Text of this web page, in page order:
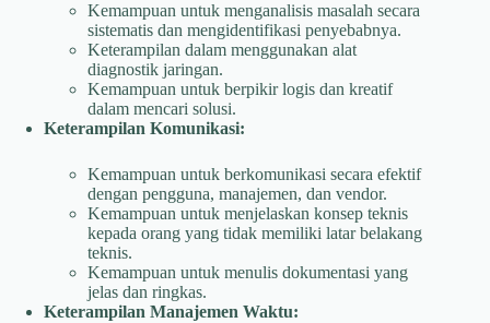
Kemampuan untuk menganalisis masalah secara
sistematis dan mengidentifikasi penyebabnya.
Keterampilan dalam menggunakan alat
diagnostik jaringan.
Kemampuan untuk berpikir logis dan kreatif
dalam mencari solusi.
Keterampilan Komunikasi:
Kemampuan untuk berkomunikasi secara efektif
dengan pengguna, manajemen, dan vendor.
Kemampuan untuk menjelaskan konsep teknis
kepada orang yang tidak memiliki latar belakang
teknis.
Kemampuan untuk menulis dokumentasi yang
jelas dan ringkas.
Keterampilan Manajemen Waktu: